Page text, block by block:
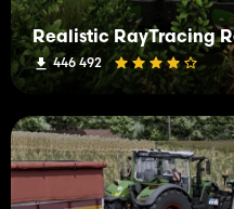
446 492